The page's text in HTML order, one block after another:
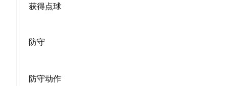
获得点球
防守
防守动作